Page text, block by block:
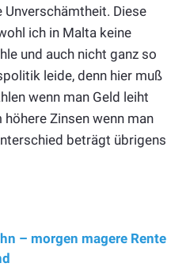
Diese
ich in Malta keine
und auch nicht ganz so
leide, denn hier muß
wenn man Geld leiht
Zinsen wenn man
beträgt übrigens
– morgen magere Rente